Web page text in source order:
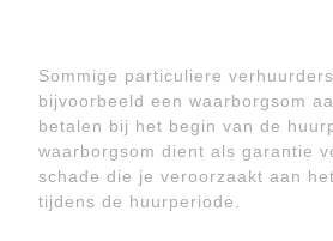
Sommige particuliere
bijvoorbeeld een waarborgsom
betalen bij het begin van de
waarborgsom dient als garantie
schade die je veroorzaakt aan
tijdens de huurperiode.